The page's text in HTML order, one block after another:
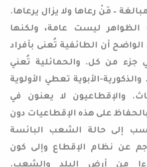
– مَنْ رعاها ولا يزال يرعاها.
ليست عامة، ولكنها
أن الطائفية تُعنى بأفراد
جزء من كل. والحمائلية تُعني
الأبوية تعطي الأولوية
والإقطاعيون لا يعنون في
بالحفاظ على هذه الإقطاعيات دون
إلى حالة الشعب البائسة
عن نظام الإقطاع وإلى كون